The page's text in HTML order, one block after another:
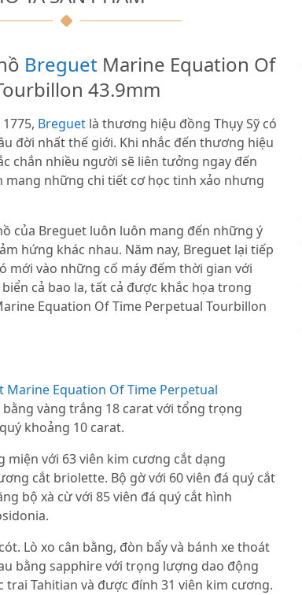
Breguet Marine Equation Of
43.9mm
Breguet là thương hiệu đồng Thụy Sỹ có
đời nhất thế giới. Khi nhắc đến thương hiệu
chắn nhiều người sẽ liên tưởng ngay đến
mang những chi tiết cơ học tinh xảo nhưng
của Breguet luôn luôn mang đến những ý
hứng khác nhau. Năm nay, Breguet lại tiếp
mới vào những cố máy đếm thời gian với
cả bao la, tất cả được khắc họa trong
Equation Of Time Perpetual Tourbillon
Marine Equation Of Time Perpetual
bằng vàng trắng 18 carat với tổng trọng
khoảng 10 carat.
miện với 63 viên kim cương cắt dạng
cắt briolette. Bộ gờ với 60 viên đá quý cắt
bộ xà cừ với 85 viên đá quý cắt hình
Lò xo cân bằng, đòn bẩy và bánh xe thoát
bằng sapphire với trọng lượng dao động
Tahitian và được đính 31 viên kim cương.